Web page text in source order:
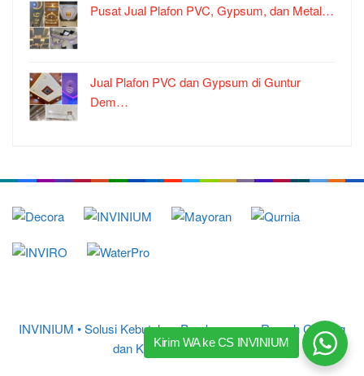
Pusat Jual Plafon PVC, Gypsum, dan Metal…
Jual Plafon PVC dan Gypsum di Guntur
Dem…
INVINIUM • Solusi Kebutuhan Pembangunan Rumah Gedung
dan Kantor© 2017 – 2026
Kirim WA ke CS INVINIUM